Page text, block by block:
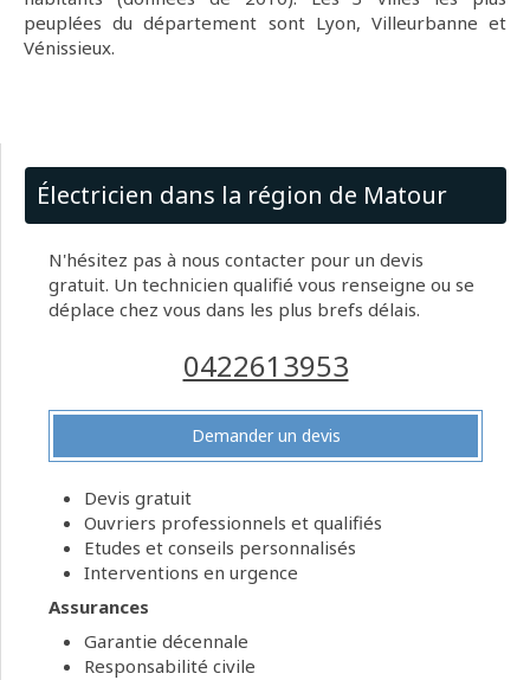
peuplées du département sont Lyon, Villeurbanne et
Vénissieux.
Électricien dans la région de Matour
N'hésitez pas à nous contacter pour un devis
gratuit. Un technicien qualifié vous renseigne ou se
déplace chez vous dans les plus brefs délais.
0422613953
Demander un devis
Devis gratuit
Ouvriers professionnels et qualifiés
Etudes et conseils personnalisés
Interventions en urgence
Assurances
Garantie décennale
Responsabilité civile